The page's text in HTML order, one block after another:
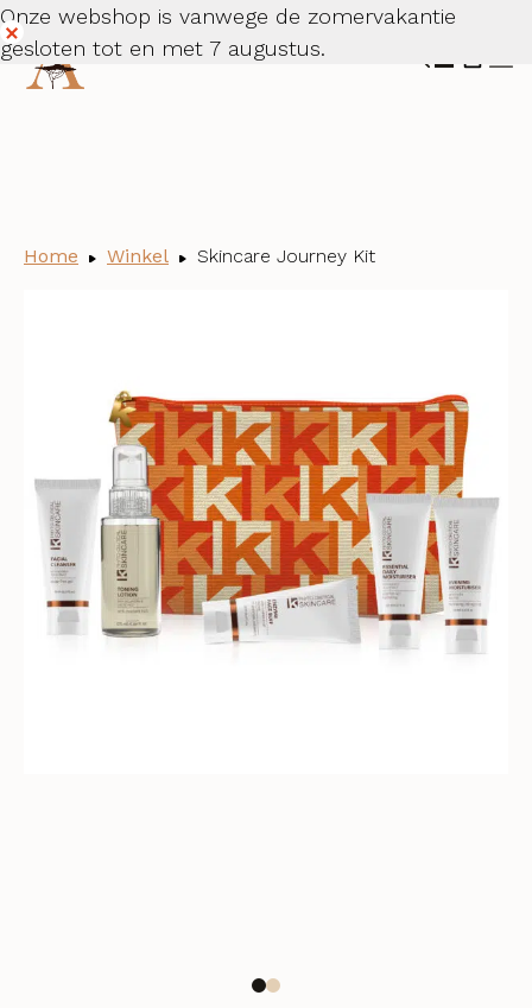
Onze webshop is vanwege de zomervakantie
gesloten tot en met 7 augustus.
Dismiss
Home Winkel Skincare Journey Kit